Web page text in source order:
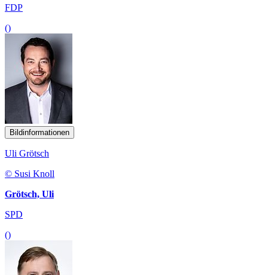
FDP
()
Bildinformationen
Uli Grötsch
© Susi Knoll
Grötsch, Uli
SPD
()